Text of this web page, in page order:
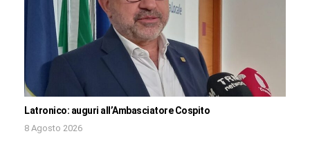
Latronico: auguri all’Ambasciatore Cospito
8 Agosto 2026